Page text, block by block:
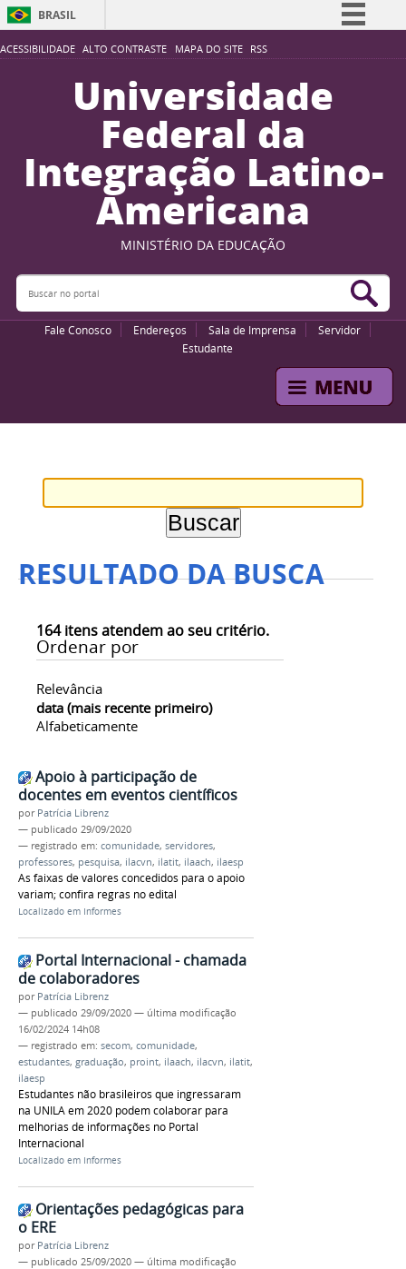
ACESSIBILIDADE ALTO CONTRASTE MAPA DO SITE RSS
BRASIL
Simplifique!
Participe
Acesso à informação
Legislação
Canais
Universidade
Federal da
Integração Latino-
Americana
MINISTÉRIO DA EDUCAÇÃO
Buscar no portal
Fale Conosco Endereços Sala de Imprensa
Servidor
Estudante
RESULTADO DA BUSCA
164itens atendem ao seu critério.
Ordenar por
Relevância
data (mais recente primeiro)
Alfabeticamente
Apoio à participação de
docentes em eventos científicos
por Patrícia Librenz
— publicado 29/09/2020
— registrado em: comunidade, servidores,
professores, pesquisa, ilacvn, ilatit, ilaach, ilaesp
As faixas de valores concedidos para o apoio
variam; confira regras no edital
Localizado em Informes
Portal Internacional - chamada
de colaboradores
por Patrícia Librenz
— publicado 29/09/2020 — última modificação
16/02/2024 14h08
— registrado em: secom, comunidade,
estudantes, graduação, proint, ilaach, ilacvn, ilatit,
ilaesp
Estudantes não brasileiros que ingressaram
na UNILA em 2020 podem colaborar para
melhorias de informações no Portal
Internacional
Localizado em Informes
Orientações pedagógicas para
o ERE
por Patrícia Librenz
— publicado 25/09/2020 — última modificação